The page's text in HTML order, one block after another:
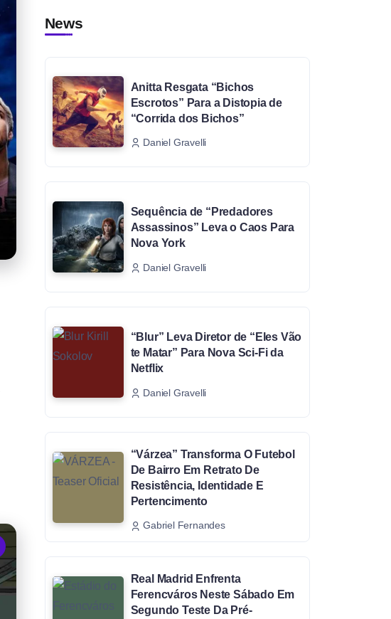
News
Anitta Resgata “Bichos
Escrotos” Para a Distopia de
“Corrida dos Bichos”
Daniel Gravelli
Sequência de “Predadores
Assassinos” Leva o Caos Para
Nova York
Daniel Gravelli
“Blur” Leva Diretor de “Eles Vão
te Matar” Para Nova Sci-Fi da
Netflix
Daniel Gravelli
“Várzea” Transforma O Futebol
De Bairro Em Retrato De
Resistência, Identidade E
Pertencimento
Gabriel Fernandes
Real Madrid Enfrenta
Ferencváros Neste Sábado Em
Segundo Teste Da Pré-